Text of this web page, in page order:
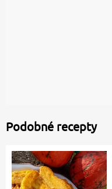
Podobné recepty